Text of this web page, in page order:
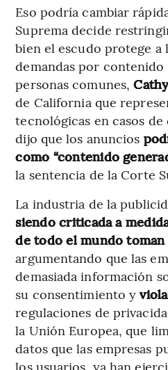
Eso podría cambiar
Suprema decide
bien el escudo protege a
demandas por
personas comunes,
de California que
tecnológicas en casos
dijo que los anuncios
como “contenido
la sentencia de la Corte
La industria de la
siendo criticada a
de todo el mundo toman
argumentando que las
demasiada información
su consentimiento y
regulaciones de
la Unión Europea, que
datos que las empresas
los usuarios, ya han